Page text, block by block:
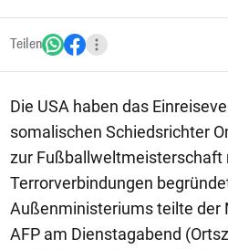
Teilen
Die USA haben das
somalischen Schiedsrichter
zur
Terrorverbindungen
Außenministeriums teilte der
AFP am Dienstagabend